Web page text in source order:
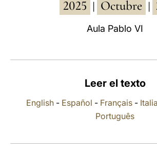
2025 Octubre
Aula Pablo VI
Leer el texto
English- Español - Français-
Português